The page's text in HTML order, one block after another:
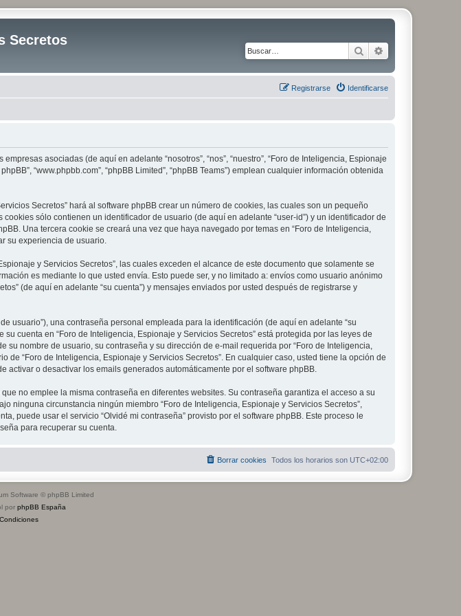
Secretos
Buscar
Identificarse
Registrarse
asociadas (de aquí en adelante “nosotros”, “nos”, “nuestro”, “Foro de Inteligencia, Espionaje
“www.phpbb.com”, “phpBB Limited”, “phpBB Teams”) emplean cualquier información obtenida
Secretos” hará al software phpBB crear un número de cookies, las cuales son un pequeño
sólo contienen un identificador de usuario (de aquí en adelante “user-id”) y un identificador de
Una tercera cookie se creará una vez que haya navegado por temas en “Foro de Inteligencia,
su experiencia de usuario.
y Servicios Secretos”, las cuales exceden el alcance de este documento que solamente se
es mediante lo que usted envía. Esto puede ser, y no limitado a: envíos como usuario anónimo
(de aquí en adelante “su cuenta”) y mensajes enviados por usted después de registrarse y
usuario”), una contraseña personal empleada para la identificación (de aquí en adelante “su
cuenta en “Foro de Inteligencia, Espionaje y Servicios Secretos” está protegida por las leyes de
nombre de usuario, su contraseña y su dirección de e-mail requerida por “Foro de Inteligencia,
“Foro de Inteligencia, Espionaje y Servicios Secretos”. En cualquier caso, usted tiene la opción de
o desactivar los emails generados automáticamente por el software phpBB.
no emplee la misma contraseña en diferentes websites. Su contraseña garantiza el acceso a su
ninguna circunstancia ningún miembro “Foro de Inteligencia, Espionaje y Servicios Secretos”,
puede usar el servicio “Olvidé mi contraseña” provisto por el software phpBB. Este proceso le
para recuperar su cuenta.
Todos los horarios son UTC+02:00
Borrar cookies
Software © phpBB Limited
por phpBB España
Condiciones